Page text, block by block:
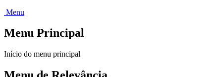
Menu
Menu Principal
Início do menu principal